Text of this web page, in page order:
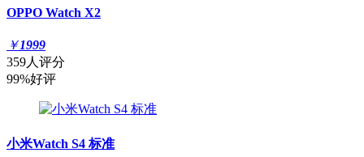
OPPO Watch X2
￥1999
359人评分
99%好评
小米Watch S4 标准